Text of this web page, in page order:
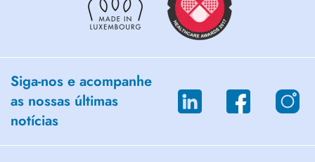
Siga-nos e acompanhe
as nossas últimas
notícias